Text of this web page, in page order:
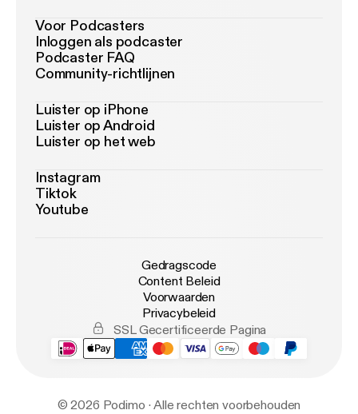
Voor Podcasters
Inloggen als podcaster
Podcaster FAQ
Community-richtlijnen
Luister op iPhone
Luister op Android
Luister op het web
Instagram
Tiktok
Youtube
Gedragscode
Content Beleid
Voorwaarden
Privacybeleid
SSL Gecertificeerde Pagina
© 2026 Podimo · Alle rechten voorbehouden